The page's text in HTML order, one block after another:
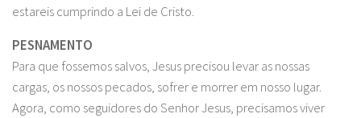
estareis cumprindo a Lei de Cristo.
PESNAMENTO
Para que fossemos salvos, Jesus precisou levar as nossas
cargas, os nossos pecados, sofrer e morrer em nosso lugar.
Agora, como seguidores do Senhor Jesus, precisamos viver